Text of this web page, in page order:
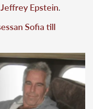
Jeffrey Epstein.
Sofia till